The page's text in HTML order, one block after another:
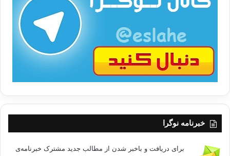
خبرنامه نوگرا
برای دریافت و باخبر شدن از مطالب جدید مشترک خبرنامه‌ی